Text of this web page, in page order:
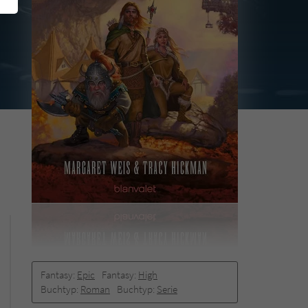
Fantasy: Epic Fantasy: High
Buchtyp: Roman Buchtyp: Serie